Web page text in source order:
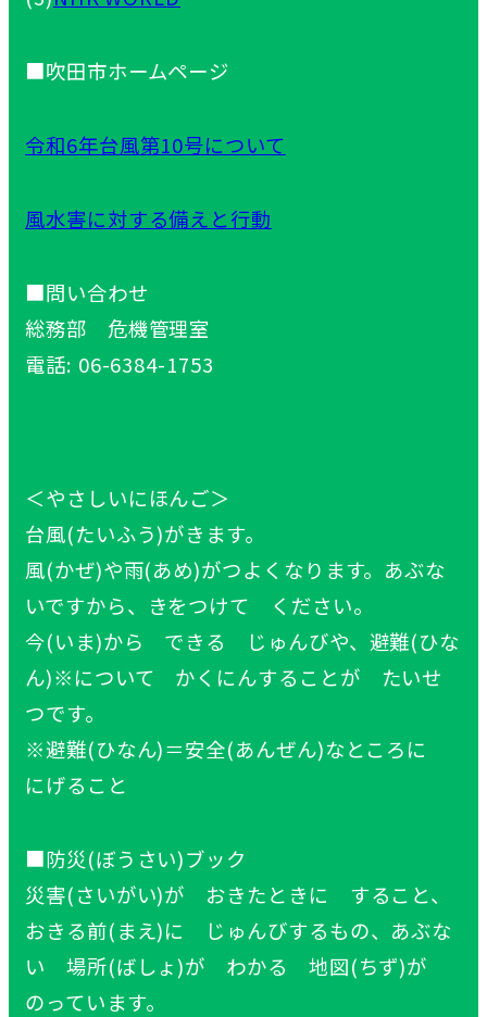
■吹田市ホームページ
令和6年台風第10号について
風水害に対する備えと行動
■問い合わせ
総務部 危機管理室
電話: 06-6384-1753
＜やさしいにほんご＞
台風(たいふう)がきます。
風(かぜ)や雨(あめ)がつよくなります。あぶな
いですから、きをつけて ください。
今(いま)から できる じゅんびや、避難(ひな
ん)※について かくにんすることが たいせ
つです。
※避難(ひなん)＝安全(あんぜん)なところに
にげること
■防災(ぼうさい)ブック
災害(さいがい)が おきたときに すること、
おきる前(まえ)に じゅんびするもの、あぶな
い 場所(ばしょ)が わかる 地図(ちず)が
のっています。